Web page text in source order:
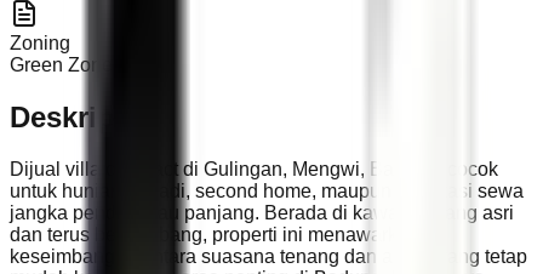
Zoning
Green Zone
Deskripsi
Dijual villa compact di Gulingan, Mengwi, Badung, cocok
untuk hunian pribadi, second home, maupun investasi sewa
jangka pendek atau panjang. Berada di kawasan yang asri
dan terus berkembang, properti ini menawarkan
keseimbangan antara suasana tenang dan akses yang tetap